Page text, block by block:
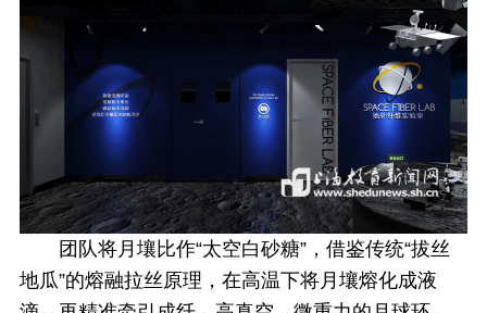
团队将月壤比作“太空白砂糖”，借鉴传统“拔丝
地瓜”的熔融拉丝原理，在高温下将月壤熔化成液